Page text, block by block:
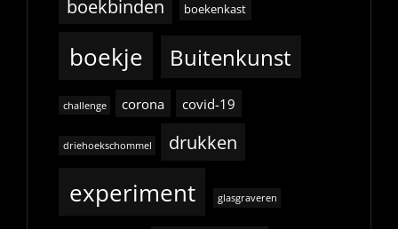
boekbinden boekenkast
boekje Buitenkunst
challenge corona covid-19
driehoekschommel drukken
experiment glasgraveren